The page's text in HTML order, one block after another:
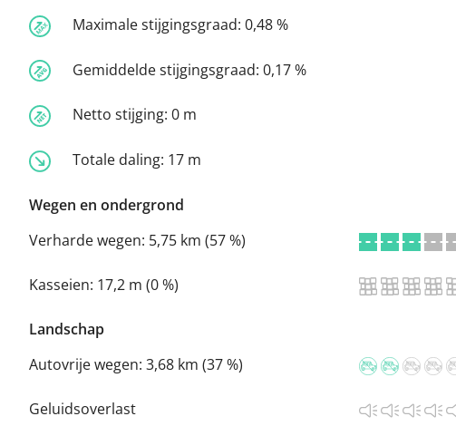
Maximale stijgingsgraad: 0,48 %
Gemiddelde stijgingsgraad: 0,17 %
Netto stijging: 0 m
Totale daling: 17 m
Wegen en ondergrond
Verharde wegen: 5,75 km (57 %)
Kasseien: 17,2 m (0 %)
Landschap
Autovrije wegen: 3,68 km (37 %)
Geluidsoverlast